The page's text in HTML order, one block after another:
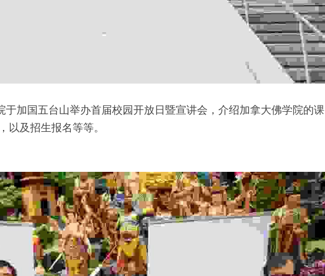
于加国五台山举办首届校园开放日暨宣讲会，介绍加拿大佛学院的课
以及招生报名等等。